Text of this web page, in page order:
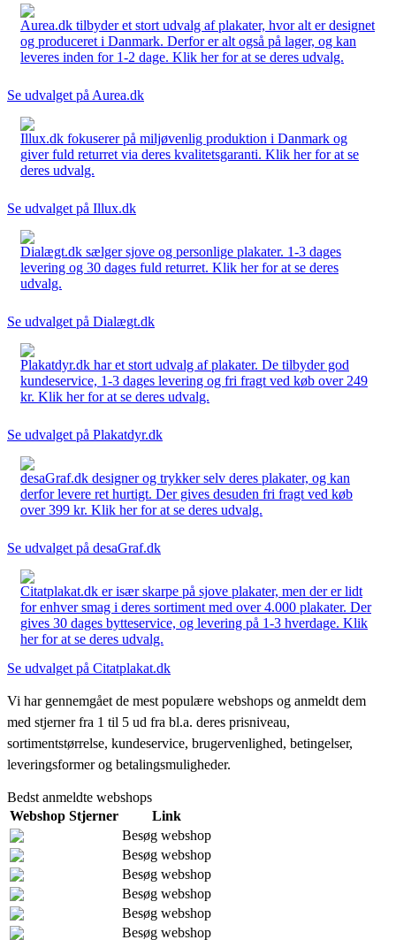
Aurea.dk tilbyder et stort udvalg af plakater, hvor alt er designet
og produceret i Danmark. Derfor er alt også på lager, og kan
leveres inden for 1-2 dage. Klik her for at se deres udvalg.
Se udvalget på Aurea.dk
Illux.dk fokuserer på miljøvenlig produktion i Danmark og
giver fuld returret via deres kvalitetsgaranti. Klik her for at se
deres udvalg.
Se udvalget på Illux.dk
Dialægt.dk sælger sjove og personlige plakater. 1-3 dages
levering og 30 dages fuld returret. Klik her for at se deres
udvalg.
Se udvalget på Dialægt.dk
Plakatdyr.dk har et stort udvalg af plakater. De tilbyder god
kundeservice, 1-3 dages levering og fri fragt ved køb over 249
kr. Klik her for at se deres udvalg.
Se udvalget på Plakatdyr.dk
desaGraf.dk designer og trykker selv deres plakater, og kan
derfor levere ret hurtigt. Der gives desuden fri fragt ved køb
over 399 kr. Klik her for at se deres udvalg.
Se udvalget på desaGraf.dk
Citatplakat.dk er især skarpe på sjove plakater, men der er lidt
for enhver smag i deres sortiment med over 4.000 plakater. Der
gives 30 dages bytteservice, og levering på 1-3 hverdage. Klik
her for at se deres udvalg.
Se udvalget på Citatplakat.dk
Vi har gennemgået de mest populære webshops og anmeldt dem
med stjerner fra 1 til 5 ud fra bl.a. deres prisniveau,
sortimentstørrelse, kundeservice, brugervenlighed, betingelser,
leveringsformer og betalingsmuligheder.
Bedst anmeldte webshops
Webshop Stjerner
Link
Besøg webshop
Besøg webshop
Besøg webshop
Besøg webshop
Besøg webshop
Besøg webshop